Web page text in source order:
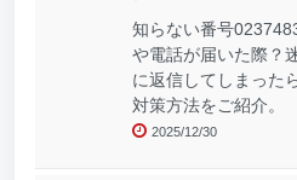
知らない番号
や電話が届いた際？
に返信してしまった
対策方法をご紹介。
2025/12/30